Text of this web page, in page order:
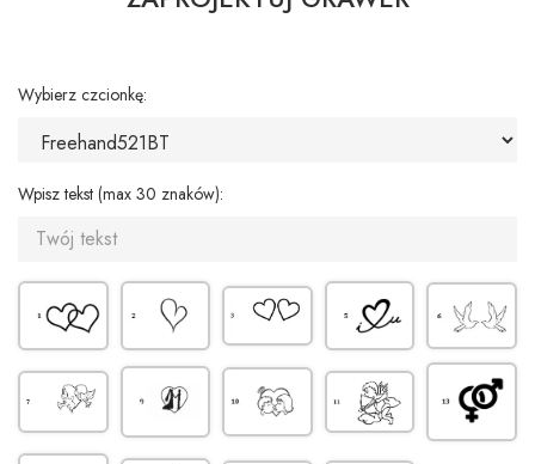
Wybierz czcionkę:
Wpisz tekst (max 30 znaków):